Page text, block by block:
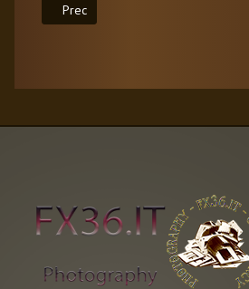
Articolo precedente: Genova Per Noi
Prec